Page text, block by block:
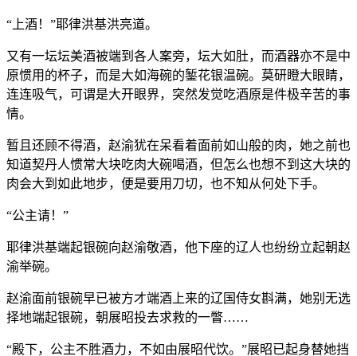
“上酒！”耶律洪基洪亮道。
又有一坛坛美酒被端到各人案旁，坛大如肚，而酒器亦不是中
原惯用的杯子，而是大如海碗的錾花银温碗。莫研瞪大眼睛，
连连吸气，可谓是大开眼界，突然发觉吃酒原是件极辛苦的事
情。
暂且还顾不得酒，赵渝犹在呆看着面前如山般的肉，她之前也
知道契丹人惯常大块吃肉大碗喝酒，但怎么也想不到这大块的
肉会大到如此地步，便是要用刀切，也不知从何处下手。
“公主请！”
耶律洪基端起银碗向赵渝敬酒，他下座的辽人也纷纷立起朝赵
渝举碗。
赵渝面前银碗早已被方才端酒上来的辽国侍女斟满，她别无选
择地端起银碗，朝展昭投去求救的一瞥……
“殿下，公主不胜酒力，不如由展昭代饮。”展昭已起身替她挡